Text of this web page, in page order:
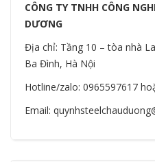
CÔNG TY TNHH CÔNG
DƯƠNG
Địa chỉ: Tầng 10 – tòa nhà
Ba Đình, Hà Nội
Hotline/zalo: 0965597617
Email: